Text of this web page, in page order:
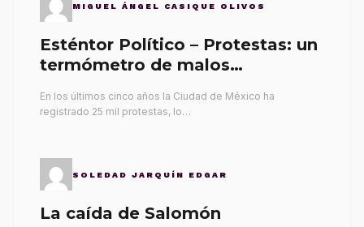
MIGUEL ÁNGEL CASIQUE OLIVOS
Esténtor Político – Protestas: un
termómetro de malos
En los últimos cinco años la Ciudad de México ha
registrado 25 mil protestas, lo…
SOLEDAD JARQUÍN EDGAR
La caída de Salomón